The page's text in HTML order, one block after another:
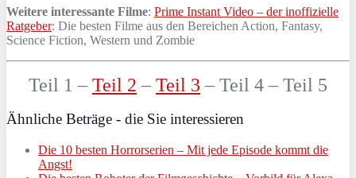
Weitere interessante Filme: Prime Instant Video – der inoffizielle
Ratgeber: Die besten Filme aus den Bereichen Action, Fantasy,
Science Fiction, Western und Zombie
Teil 1 –Teil 2 –Teil 3 – Teil 4 – Teil 5
Ähnliche Beträge - die Sie interessieren
Die 10 besten Horrorserien – Mit jede Episode kommt die
Angst!